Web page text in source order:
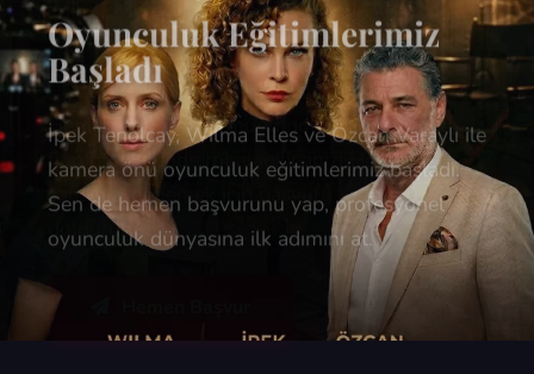
Oyunculuk Eğitimlerimiz
Başladı
İpek Tenolcay, Wilma Elles ve Özcan Varaylı ile
kamera önü oyunculuk eğitimlerimiz başladı.
Sen de hemen başvurunu yap, profesyonel
oyunculuk dünyasına ilk adımını at.